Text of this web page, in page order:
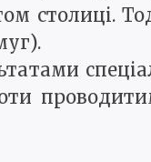
столиці.